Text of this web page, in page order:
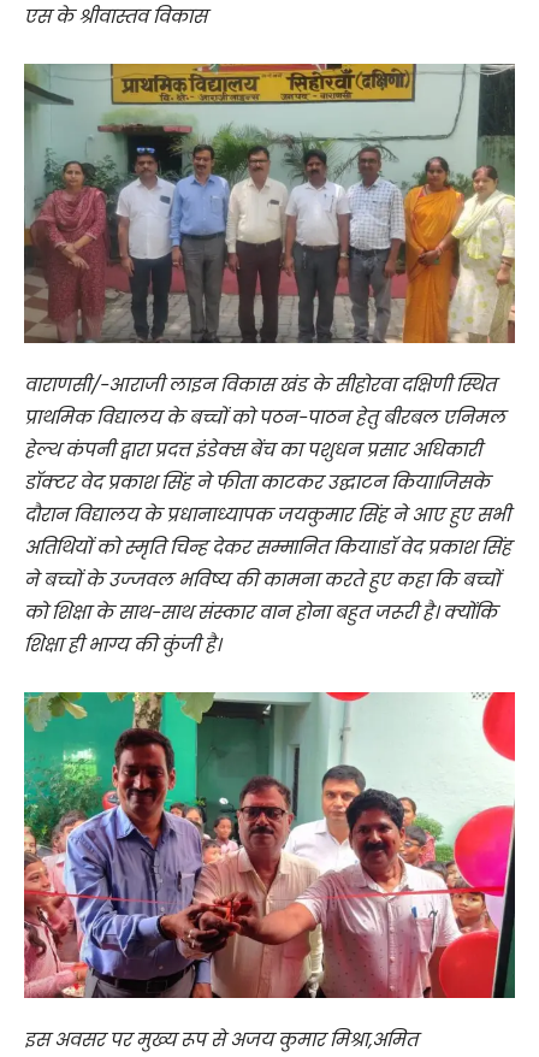
एस के श्रीवास्तव विकास
वाराणसी/-आराजी लाइन विकास खंड के सीहोरवा दक्षिणी स्थित
प्राथमिक विद्यालय के बच्चों को पठन-पाठन हेतु बीरबल एनिमल
हेल्थ कंपनी द्वारा प्रदत्त इंडेक्स बेंच का पशुधन प्रसार अधिकारी
डॉक्टर वेद प्रकाश सिंह ने फीता काटकर उद्घाटन किया।जिसके
दौरान विद्यालय के प्रधानाध्यापक जयकुमार सिंह ने आए हुए सभी
अतिथियों को स्मृति चिन्ह देकर सम्मानित किया।डॉ वेद प्रकाश सिंह
ने बच्चों के उज्जवल भविष्य की कामना करते हुए कहा कि बच्चों
को शिक्षा के साथ-साथ संस्कार वान होना बहुत जरूरी है। क्योंकि
शिक्षा ही भाग्य की कुंजी है।
इस अवसर पर मुख्य रूप से अजय कुमार मिश्रा,अमित